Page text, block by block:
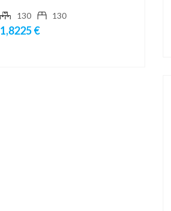
130 130
1,8225 €